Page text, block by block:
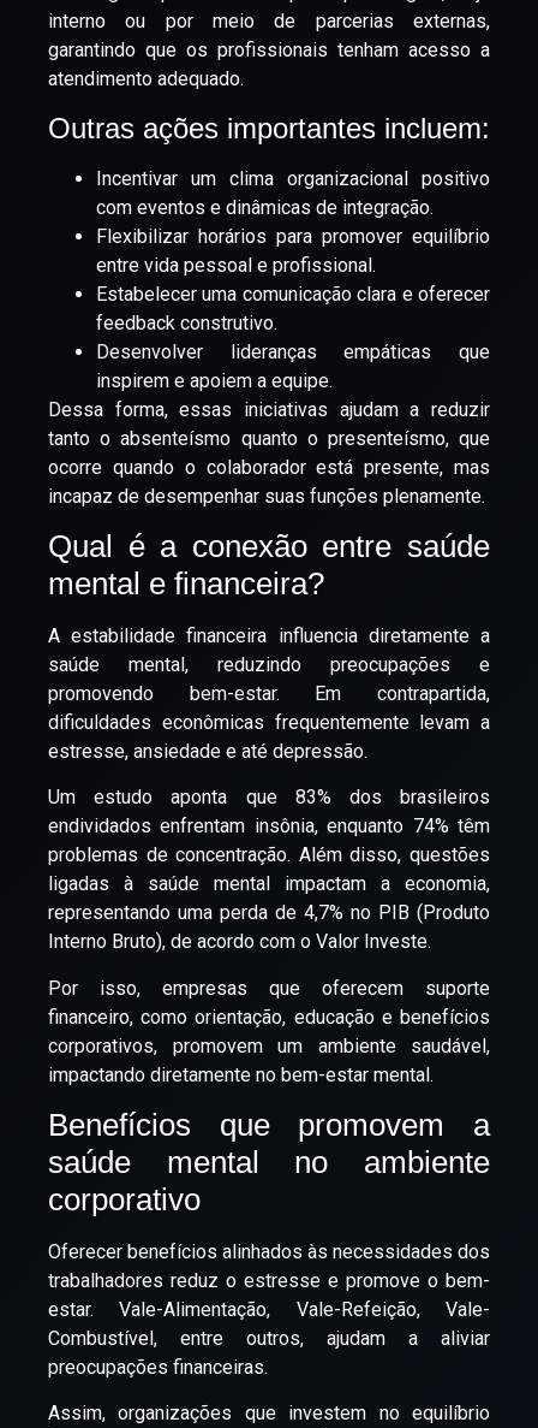
interno ou por meio de parcerias externas,
garantindo que os profissionais tenham acesso a
atendimento adequado.
Outras ações importantes incluem:
Incentivar um clima organizacional positivo
com eventos e dinâmicas de integração.
Flexibilizar horários para promover equilíbrio
entre vida pessoal e profissional.
Estabelecer uma comunicação clara e oferecer
feedback construtivo.
Desenvolver lideranças empáticas que
inspirem e apoiem a equipe.
Dessa forma, essas iniciativas ajudam a reduzir
tanto o absenteísmo quanto o presenteísmo, que
ocorre quando o colaborador está presente, mas
incapaz de desempenhar suas funções plenamente.
Qual é a conexão entre saúde
mental e financeira?
A estabilidade financeira influencia diretamente a
saúde mental, reduzindo preocupações e
promovendo bem-estar. Em contrapartida,
dificuldades econômicas frequentemente levam a
estresse, ansiedade e até depressão.
Um estudo aponta que 83% dos brasileiros
endividados enfrentam insônia, enquanto 74% têm
problemas de concentração. Além disso, questões
ligadas à saúde mental impactam a economia,
representando uma perda de 4,7% no PIB (Produto
Interno Bruto), de acordo com o Valor Investe.
Por isso, empresas que oferecem suporte
financeiro, como orientação, educação e benefícios
corporativos, promovem um ambiente saudável,
impactando diretamente no bem-estar mental.
Benefícios que promovem a
saúde mental no ambiente
corporativo
Oferecer benefícios alinhados às necessidades dos
trabalhadores reduz o estresse e promove o bem-
estar.Vale-Alimentação, Vale-Refeição,Vale-
Combustível, entre outros, ajudam a aliviar
preocupações financeiras.
Assim, organizações que investem no equilíbrio